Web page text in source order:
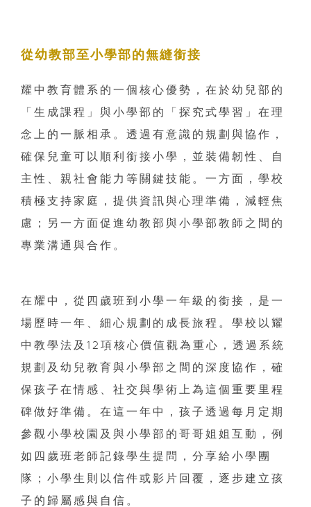
從幼教部至小學部的無縫銜接
耀中教育體系的一個核心優勢，在於幼兒部的
「生成課程」與小學部的「探究式學習」在理
念上的一脈相承。透過有意識的規劃與協作，
確保兒童可以順利銜接小學，並裝備韌性、自
主性、親社會能力等關鍵技能。一方面，學校
積極支持家庭，提供資訊與心理準備，減輕焦
慮；另一方面促進幼教部與小學部教師之間的
專業溝通與合作。
在耀中，從四歲班到小學一年級的銜接，是一
場歷時一年、細心規劃的成長旅程。學校以耀
中教學法及12項核心價值觀為重心，透過系統
規劃及幼兒教育與小學部之間的深度協作，確
保孩子在情感、社交與學術上為這個重要里程
碑做好準備。在這一年中，孩子透過每月定期
參觀小學校園及與小學部的哥哥姐姐互動，例
如四歲班老師記錄學生提問，分享給小學團
隊；小學生則以信件或影片回覆，逐步建立孩
子的歸屬感與自信。